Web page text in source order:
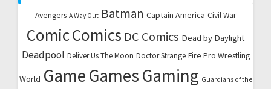
Avengers A Way Out Batman Captain America Civil War
ComicComics DC Comics Dead by Daylight
Deadpool Deliver Us The Moon Doctor Strange Fire Pro Wrestling
World GameGamesGaming Guardians of the